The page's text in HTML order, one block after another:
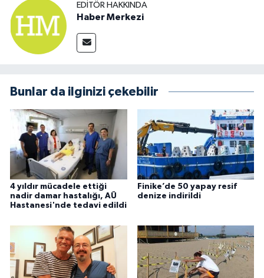
EDITÖR HAKKINDA
Haber Merkezi
Bunlar da ilginizi çekebilir
4 yıldır mücadele ettiği
nadir damar hastalığı, AÜ
Hastanesi'nde tedavi edildi
Finike’de 50 yapay resif
denize indirildi